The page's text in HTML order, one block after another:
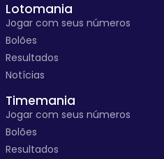
Lotomania
Jogar com seus números
Bolões
Resultados
Notícias
Timemania
Jogar com seus números
Bolões
Resultados